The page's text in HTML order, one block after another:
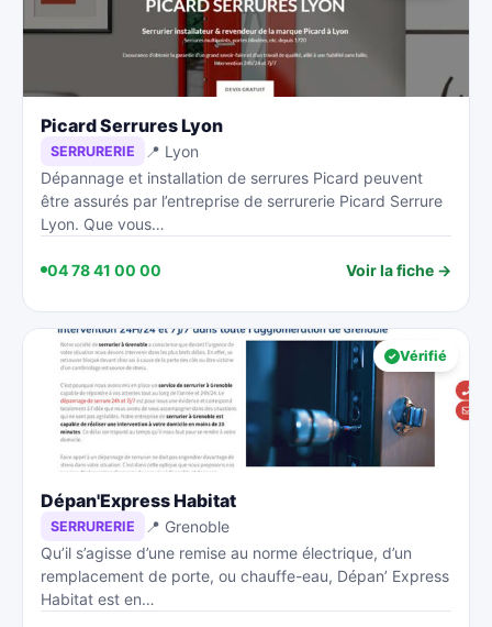
Picard Serrures Lyon
SERRURERIE
📍 Lyon
Dépannage et installation de serrures Picard peuvent
être assurés par l’entreprise de serrurerie Picard Serrure
Lyon. Que vous…
04 78 41 00 00 Voir la fiche →
Vérifié
Dépan'Express Habitat
SERRURERIE
📍 Grenoble
Qu’il s’agisse d’une remise au norme électrique, d’un
remplacement de porte, ou chauffe-eau, Dépan’ Express
Habitat est en…